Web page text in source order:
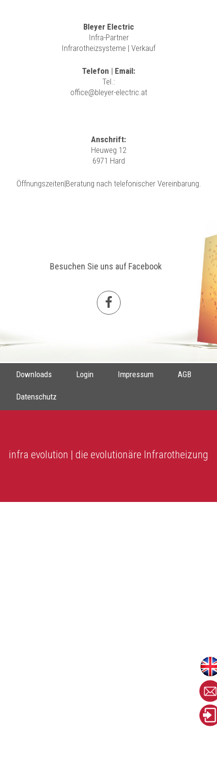
Bleyer Electric
Infra-Partner
Infrarotheizsysteme | Verkauf
Telefon | Email:
Tel.:
office@bleyer-electric.at
Anschrift:
Heuweg 12
6971 Hard
Öffnungszeiten|Beratung nach telefonischer Vereinbarung.
Besuchen Sie uns auf Facebook
Downloads Login Impressum AGB
Datenschutz
infra evolution | die evolutionäre Infrarotheizung